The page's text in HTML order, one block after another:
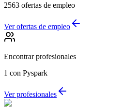
2563 ofertas de empleo
Ver ofertas de empleo
Encontrar profesionales
1 con Pyspark
Ver profesionales